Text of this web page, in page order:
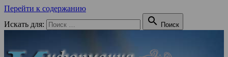
Перейти к содержанию
Искать для:
 Поиск